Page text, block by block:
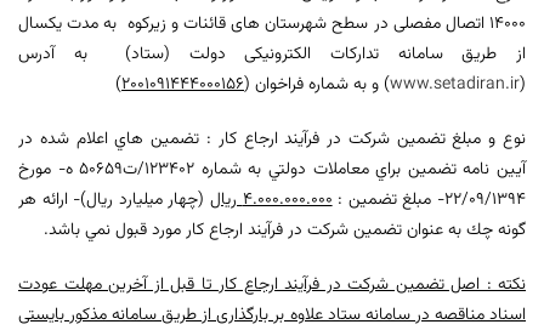
14000 اتصال مفصلی در سطح شهرستان های قائنات و زیرکوه به مدت یکسال
از طریق سامانه تدارکات الکترونیکی دولت (ستاد) به آدرس
(
www.setadiran.ir) و به شماره فراخوان (2001091444000156
)
نوع و مبلغ تضمين شركت در فرآيند ارجاع كار : تضمين هاي اعلام شده در
آيين نامه تضمين براي معاملات دولتي به شماره 123402/ت50659 ه- مورخ
22/09/1394- مبلغ تضمين :
4.000.000.000 ريال
(چهار میلیارد ريال)- ارائه هر
گونه چك به عنوان تضمين شركت در فرآيند ارجاع كار مورد قبول نمي باشد.
نکته : اصل تضمين شركت در فرآیند ارجاع کار تا قبل از آخرين مهلت عودت
اسناد مناقصه در سامانه ستاد علاوه بر بارگذاری از طریق سامانه مذکور بایستی